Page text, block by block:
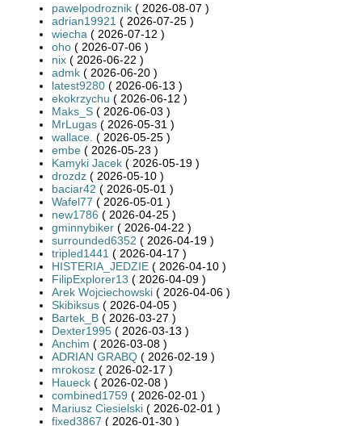
pawelpodroznik ( 2026-08-07 )
adrian19921 ( 2026-07-25 )
wiecha ( 2026-07-12 )
oho ( 2026-07-06 )
nix ( 2026-06-22 )
admk ( 2026-06-20 )
latest9280 ( 2026-06-13 )
ekokrzychu ( 2026-06-12 )
Maks_S ( 2026-06-03 )
MrLugas ( 2026-05-31 )
wallace. ( 2026-05-25 )
embe ( 2026-05-23 )
Kamyki Jacek ( 2026-05-19 )
drozdz ( 2026-05-10 )
baciar42 ( 2026-05-01 )
Wafel77 ( 2026-05-01 )
new1786 ( 2026-04-25 )
gminnybiker ( 2026-04-22 )
surrounded6352 ( 2026-04-19 )
tripled1441 ( 2026-04-17 )
HISTERIA_JEDZIE ( 2026-04-10 )
FilipExplorer13 ( 2026-04-09 )
Arek Wojciechowski ( 2026-04-06 )
Skibiksus ( 2026-04-05 )
Bartek_B ( 2026-03-27 )
Dexter1995 ( 2026-03-13 )
Anchim ( 2026-03-08 )
ADRIAN GRABQ ( 2026-02-19 )
mrokosz ( 2026-02-17 )
Haueck ( 2026-02-08 )
combined1759 ( 2026-02-01 )
Mariusz Ciesielski ( 2026-02-01 )
fixed3867 ( 2026-01-30 )